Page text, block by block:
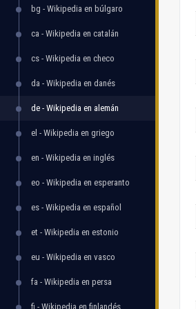
bg - Wikipedia en búlgaro
ca - Wikipedia en catalán
cs - Wikipedia en checo
da - Wikipedia en danés
de - Wikipedia en alemán
el - Wikipedia en griego
en - Wikipedia en inglés
eo - Wikipedia en esperanto
es - Wikipedia en español
et - Wikipedia en estonio
eu - Wikipedia en vasco
fa - Wikipedia en persa
fi - Wikipedia en finlandés